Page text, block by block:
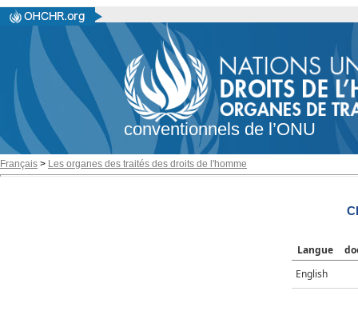
conventionnels de l’ONU
Français > Les organes des traités des droits de l'homme
Langue
English